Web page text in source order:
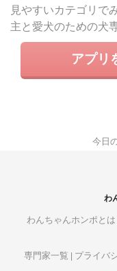
見やすいカテゴリで
主と愛犬のための犬
アプリ
今日
わ
わんちゃんホンポとは
専門家一覧
プライバ